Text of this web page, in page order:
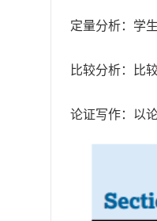
定量分析：学
比较分析：比
论证写作：以